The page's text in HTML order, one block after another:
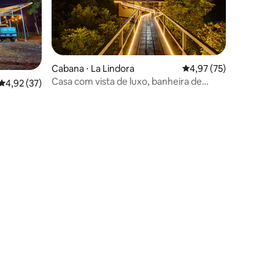
de uma avaliação média de 5, 37 avaliações
4,92 (37)
Cabana ⋅ La Lindora 4,97 de uma
4,97 (75)
Casa com vista de luxo, banheira de